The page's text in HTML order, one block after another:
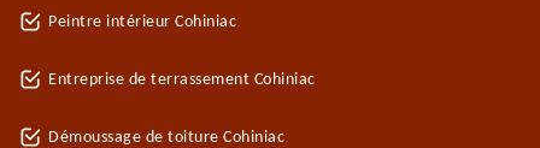
Peintre intérieur Cohiniac
Entreprise de terrassement Cohiniac
Démoussage de toiture Cohiniac